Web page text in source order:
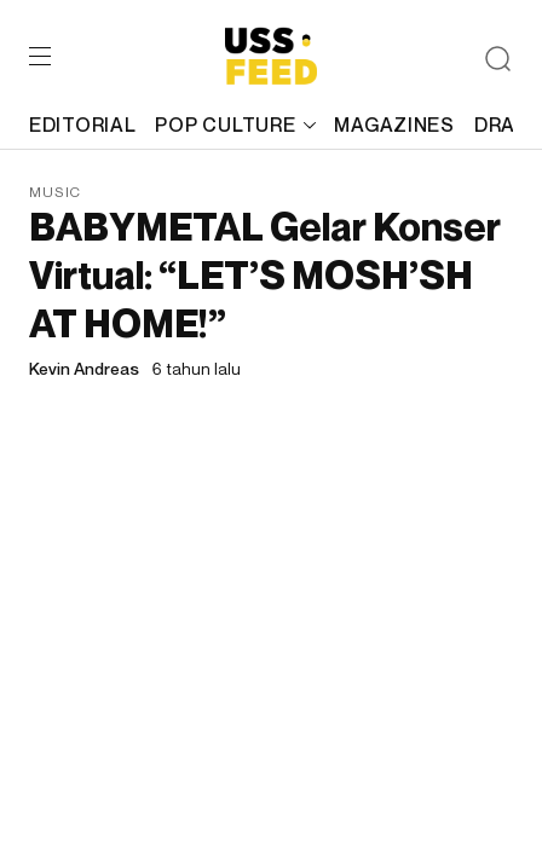
EDITORIAL POP CULTURE MAGAZINES
MUSIC
BABYMETAL Gelar Konser
Virtual: “LET’S MOSH’SH
AT HOME!”
Kevin Andreas 6 tahun lalu